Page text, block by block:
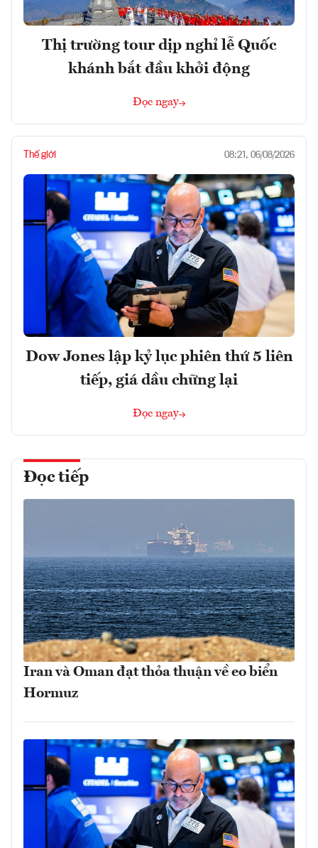
Thị trường tour dịp nghỉ lễ Quốc
khánh bắt đầu khởi động
Đọc ngay
Thế giới 08:21, 06/08/2026
Dow Jones lập kỷ lục phiên thứ 5 liên
tiếp, giá dầu chững lại
Đọc ngay
Đọc tiếp
Iran và Oman đạt thỏa thuận về eo biển
Hormuz